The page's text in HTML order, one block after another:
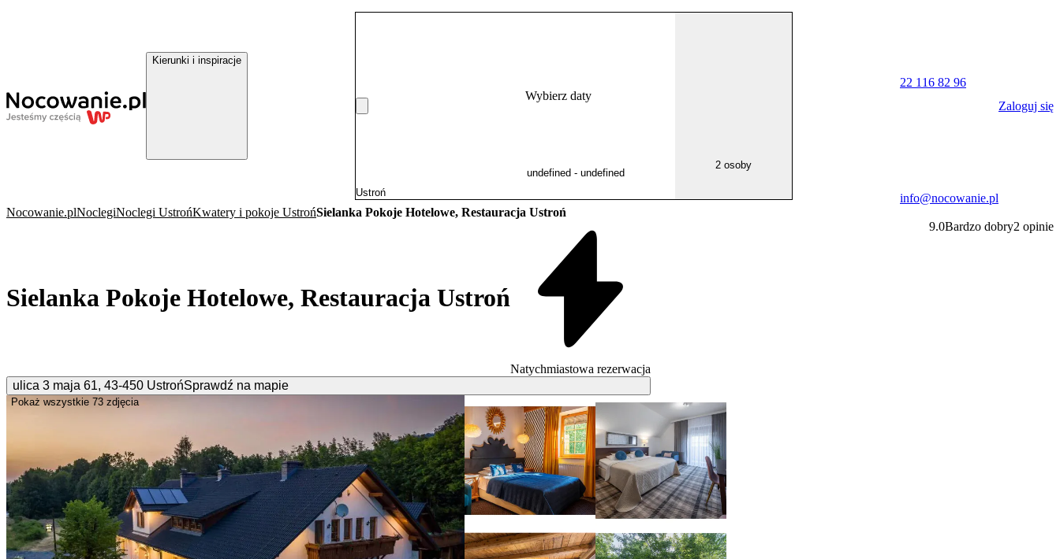
Kierunki i inspiracje
Wybierz daty
2 osoby
22 116 82 96
info@nocowanie.pl
Zaloguj się
Nocowanie.plNoclegiNoclegi UstrońKwatery i pokoje UstrońSielanka Pokoje Hotelowe, Restauracja Ustroń
Sielanka Pokoje Hotelowe, Restauracja Ustroń
Natychmiastowa rezerwacja
ulica 3 maja 61, 43-450 UstrońSprawdź na mapie
9.0Bardzo dobry2 opinie
Pokaż wszystkie 73 zdjęcia